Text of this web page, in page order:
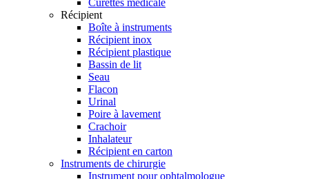
Curettes médicale
Récipient
Boîte à instruments
Récipient inox
Récipient plastique
Bassin de lit
Seau
Flacon
Urinal
Poire à lavement
Crachoir
Inhalateur
Récipient en carton
Instruments de chirurgie
Instrument pour ophtalmologue